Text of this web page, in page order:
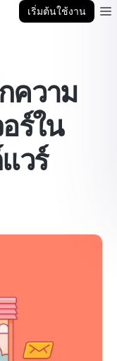
เริ่มต้นใช้งาน
ความ
ร์ใน
วร์